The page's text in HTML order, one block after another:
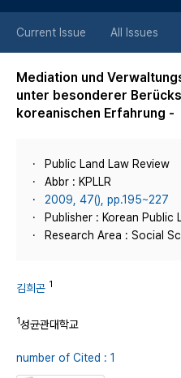
Current Issue All Issues
Mediation und
unter besonderer
koreanischen Erfahrung -
Public Land Law Review
Abbr : KPLLR
2009, 47(), pp.195~227
Publisher : Korean Public
Research Area : Social
김희곤 1
1성균관대학교
number of Cited : 1